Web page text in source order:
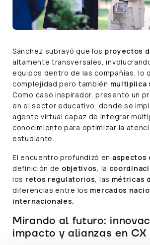
Sánchez subrayó que los proyectos
altamente transversales,
equipos dentro de las compañías, lo
complejidad pero también multiplica
Como caso inspirador, presentó un
en el sector educativo, donde se
agente virtual capaz de integrar
conocimiento para optimizar la
estudiante.
El encuentro profundizó en aspectos
definición de objetivos, la
los retos regulatorios, las métricas
diferencias entre los mercados
internacionales.
Mirando al futuro:
impacto y alianzas en CX